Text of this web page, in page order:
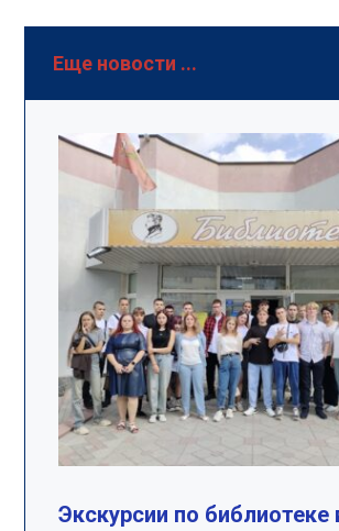
Еще новости ...
Экскурсии по библиотеке